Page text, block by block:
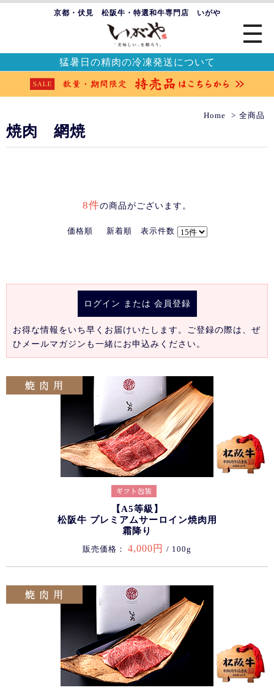
京都・伏見 松阪牛・特選和牛専門店 いがや
猛暑日の精肉の冷凍発送について
Home 全商品
焼肉 網焼
8件の商品がございます。
価格順 新着順 表示件数
ログイン または 会員登録
お得な情報をいち早くお届けいたします。ご登録の際は、ぜ
ひメールマガジンも一緒にお申込みください。
【A5等級】
松阪牛 プレミアムサーロイン焼肉用
霜降り
販売価格： 4,000円 / 100g